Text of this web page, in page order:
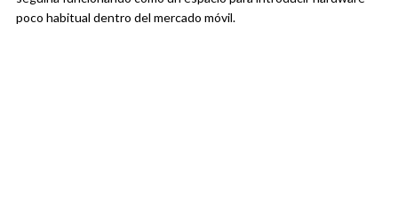
poco habitual dentro del mercado móvil.